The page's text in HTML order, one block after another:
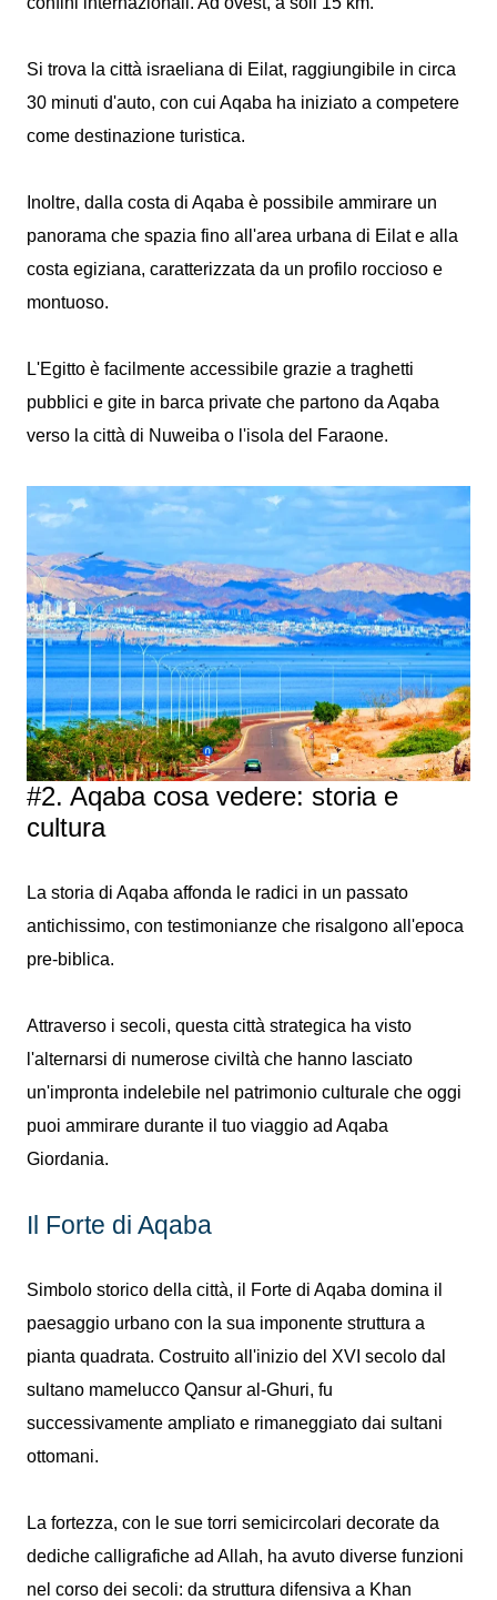
Si trova la città israeliana di Eilat, raggiungibile in circa
30 minuti d'auto, con cui Aqaba ha iniziato a competere
come destinazione turistica.
Inoltre, dalla costa di Aqaba è possibile ammirare un
panorama che spazia fino all'area urbana di Eilat e alla
costa egiziana, caratterizzata da un profilo roccioso e
montuoso.
L'Egitto è facilmente accessibile grazie a traghetti
pubblici e gite in barca private che partono da Aqaba
verso la città di Nuweiba o l'isola del Faraone.
#2. Aqaba cosa vedere: storia e
cultura
La storia di Aqaba affonda le radici in un passato
antichissimo, con testimonianze che risalgono all'epoca
pre-biblica.
Attraverso i secoli, questa città strategica ha visto
l'alternarsi di numerose civiltà che hanno lasciato
un'impronta indelebile nel patrimonio culturale che oggi
puoi ammirare durante il tuo viaggio ad Aqaba
Giordania.
Il Forte di Aqaba
Simbolo storico della città, il Forte di Aqaba domina il
paesaggio urbano con la sua imponente struttura a
pianta quadrata. Costruito all'inizio del XVI secolo dal
sultano mamelucco Qansur al-Ghuri, fu
successivamente ampliato e rimaneggiato dai sultani
ottomani.
La fortezza, con le sue torri semicircolari decorate da
dediche calligrafiche ad Allah, ha avuto diverse funzioni
nel corso dei secoli: da struttura difensiva a Khan